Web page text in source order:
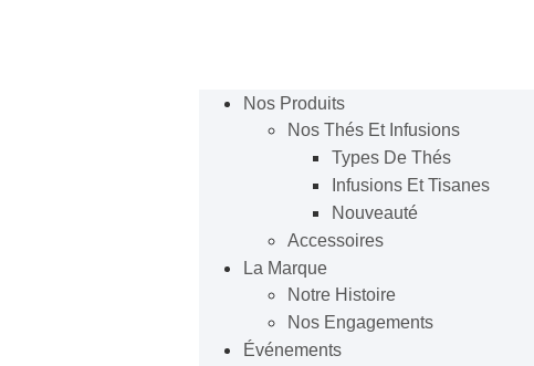
Nos Produits
Nos Thés Et Infusions
Types De Thés
Infusions Et Tisanes
Nouveauté
Accessoires
La Marque
Notre Histoire
Nos Engagements
Événements